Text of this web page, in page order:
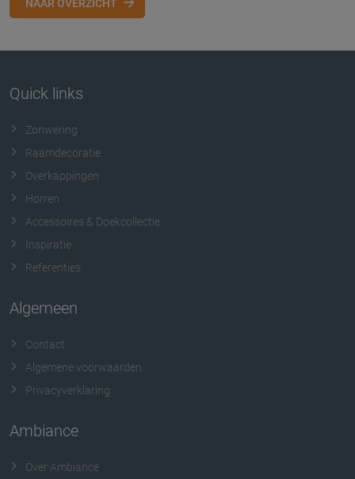
NAAR OVERZICHT
Quick links
Zonwering
Raamdecoratie
Overkappingen
Horren
Accessoires & Doekcollectie
Inspiratie
Referenties
Algemeen
Contact
Algemene voorwaarden
Privacyverklaring
Ambiance
Over Ambiance